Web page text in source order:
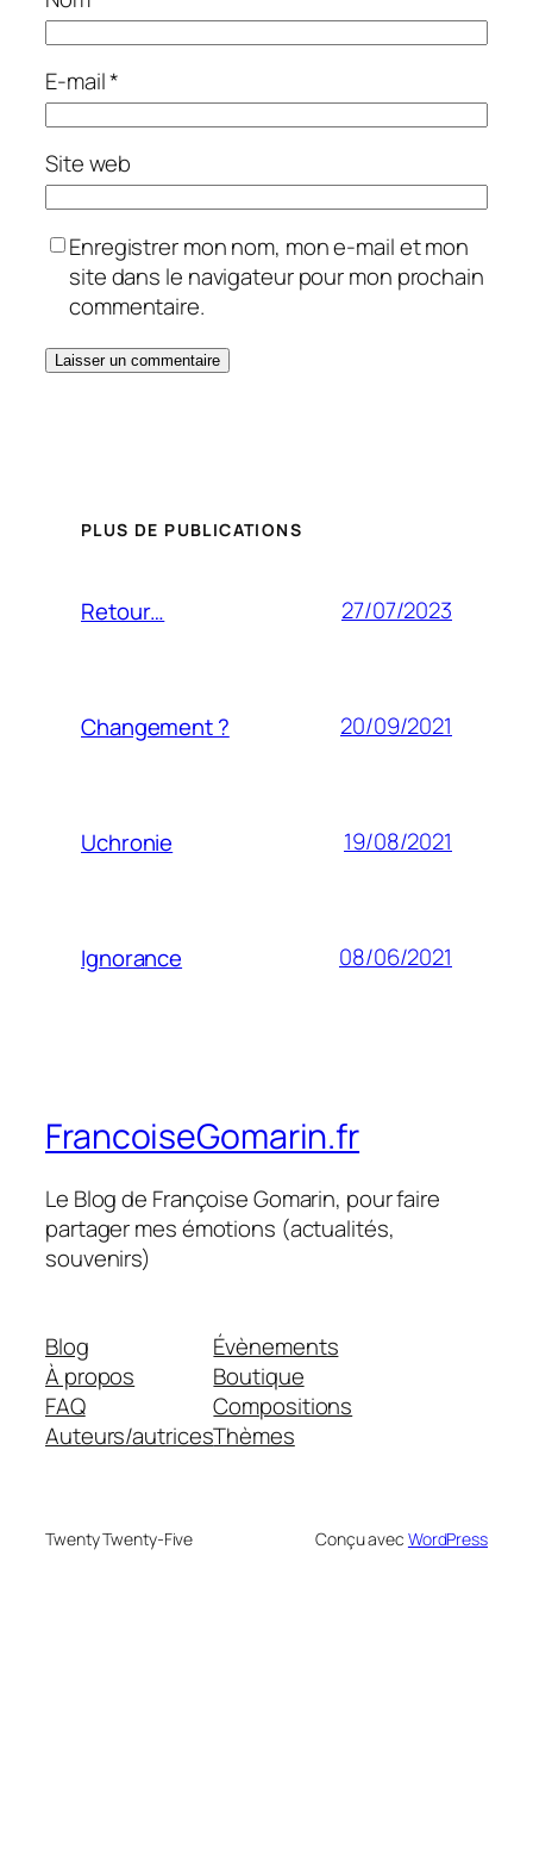
E-mail*
Site web
Enregistrer mon nom, mon e-mail et mon
site dans le navigateur pour mon prochain
commentaire.
PLUS DE PUBLICATIONS
Retour… 27/07/2023
Changement ? 20/09/2021
Uchronie 19/08/2021
Ignorance 08/06/2021
FrancoiseGomarin.fr
Le Blog de Françoise Gomarin, pour faire
partager mes émotions (actualités,
souvenirs)
Blog
À propos
FAQ
Auteurs/autrices
Évènements
Boutique
Compositions
Thèmes
Twenty Twenty-Five Conçu avec WordPress